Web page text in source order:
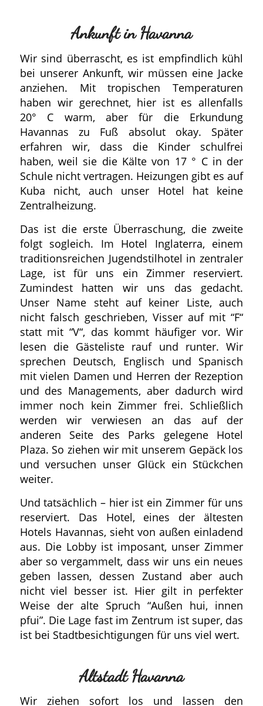
Ankunft in Havanna
Wir sind überrascht, es ist empfindlich kühl
bei unserer Ankunft, wir müssen eine Jacke
anziehen. Mit tropischen Temperaturen
haben wir gerechnet, hier ist es allenfalls
20° C warm, aber für die Erkundung
Havannas zu Fuß absolut okay. Später
erfahren wir, dass die Kinder schulfrei
haben, weil sie die Kälte von 17 ° C in der
Schule nicht vertragen. Heizungen gibt es auf
Kuba nicht, auch unser Hotel hat keine
Zentralheizung.
Das ist die erste Überraschung, die zweite
folgt sogleich. Im Hotel Inglaterra, einem
traditionsreichen Jugendstilhotel in zentraler
Lage, ist für uns ein Zimmer reserviert.
Zumindest hatten wir uns das gedacht.
Unser Name steht auf keiner Liste, auch
nicht falsch geschrieben, Visser auf mit “F“
statt mit “V“, das kommt häufiger vor. Wir
lesen die Gästeliste rauf und runter. Wir
sprechen Deutsch, Englisch und Spanisch
mit vielen Damen und Herren der Rezeption
und des Managements, aber dadurch wird
immer noch kein Zimmer frei. Schließlich
werden wir verwiesen an das auf der
anderen Seite des Parks gelegene Hotel
Plaza. So ziehen wir mit unserem Gepäck los
und versuchen unser Glück ein Stückchen
weiter.
Und tatsächlich – hier ist ein Zimmer für uns
reserviert. Das Hotel, eines der ältesten
Hotels Havannas, sieht von außen einladend
aus. Die Lobby ist imposant, unser Zimmer
aber so vergammelt, dass wir uns ein neues
geben lassen, dessen Zustand aber auch
nicht viel besser ist. Hier gilt in perfekter
Weise der alte Spruch “Außen hui, innen
pfui”. Die Lage fast im Zentrum ist super, das
ist bei Stadtbesichtigungen für uns viel wert.
Altstadt Havanna
Wir ziehen sofort los und lassen den